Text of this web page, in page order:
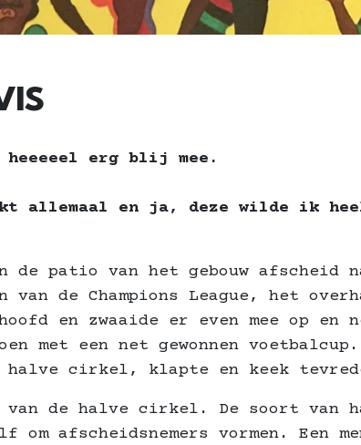
erg blij mee.
allemaal en ja, deze wilde ik
de patio van het gebouw afscheid
van de Champions League, het
en zwaaide er even mee op en
met een net gewonnen
halve cirkel, klapte en keek
van de halve cirkel. De soort van
om afscheidsnemers vormen. Een